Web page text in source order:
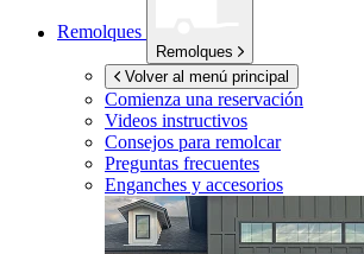
Remolques
Remolques
Volver al menú principal
Comienza una reservación
Videos instructivos
Consejos para remolcar
Preguntas frecuentes
Enganches y accesorios